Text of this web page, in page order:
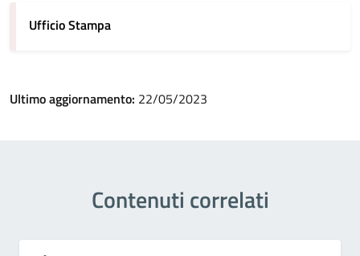
Ufficio Stampa
Ultimo aggiornamento: 22/05/2023
Contenuti correlati